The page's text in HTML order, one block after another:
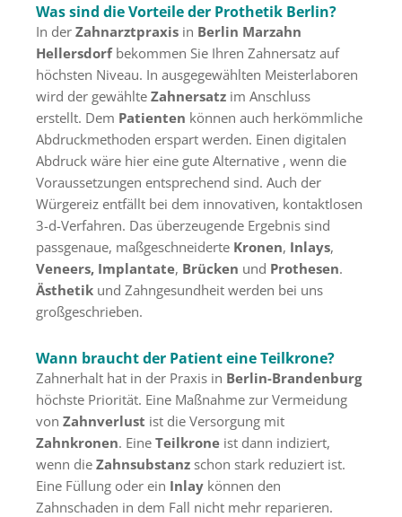
Was sind die Vorteile der Prothetik Berlin?
In der Zahnarztpraxis in Berlin Marzahn
Hellersdorfbekommen Sie Ihren Zahnersatz auf
höchsten Niveau. In ausgegewählten Meisterlaboren
wird der gewählte Zahnersatz im Anschluss
erstellt. Dem Patienten können auch herkömmliche
Abdruckmethoden erspart werden. Einen digitalen
Abdruck wäre hier eine gute Alternative , wenn die
Voraussetzungen entsprechend sind. Auch der
Würgereiz entfällt bei dem innovativen, kontaktlosen
3-d-Verfahren. Das überzeugende Ergebnis sind
passgenaue, maßgeschneiderte Kronen, Inlays,
Veneers, Implantate, Brücken und Prothesen.
Ästhetik und Zahngesundheit werden bei uns
großgeschrieben.
Wann braucht der Patient eine Teilkrone?
Zahnerhalt hat in der Praxis in Berlin-Brandenburg
höchste Priorität. Eine Maßnahme zur Vermeidung
von Zahnverlust ist die Versorgung mit
Zahnkronen. Eine Teilkrone ist dann indiziert,
wenn die Zahnsubstanz schon stark reduziert ist.
Eine Füllung oder ein Inlay können den
Zahnschaden in dem Fall nicht mehr reparieren.